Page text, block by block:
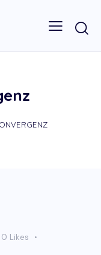
0 Likes